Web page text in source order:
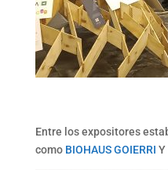
Entre los expositores
como BIOHAUS GOIERRI Y